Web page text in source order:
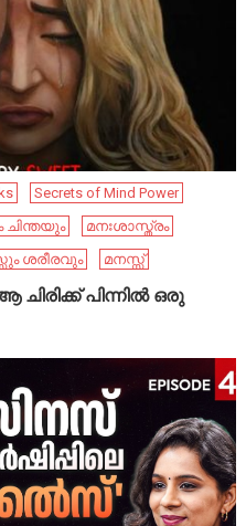
Secrets of Mind Power
ചിന്തയും
മനഃശാസ്ത്രം
ശരീരവും മനസ്സ്
പിന്നിൽ ഒരു